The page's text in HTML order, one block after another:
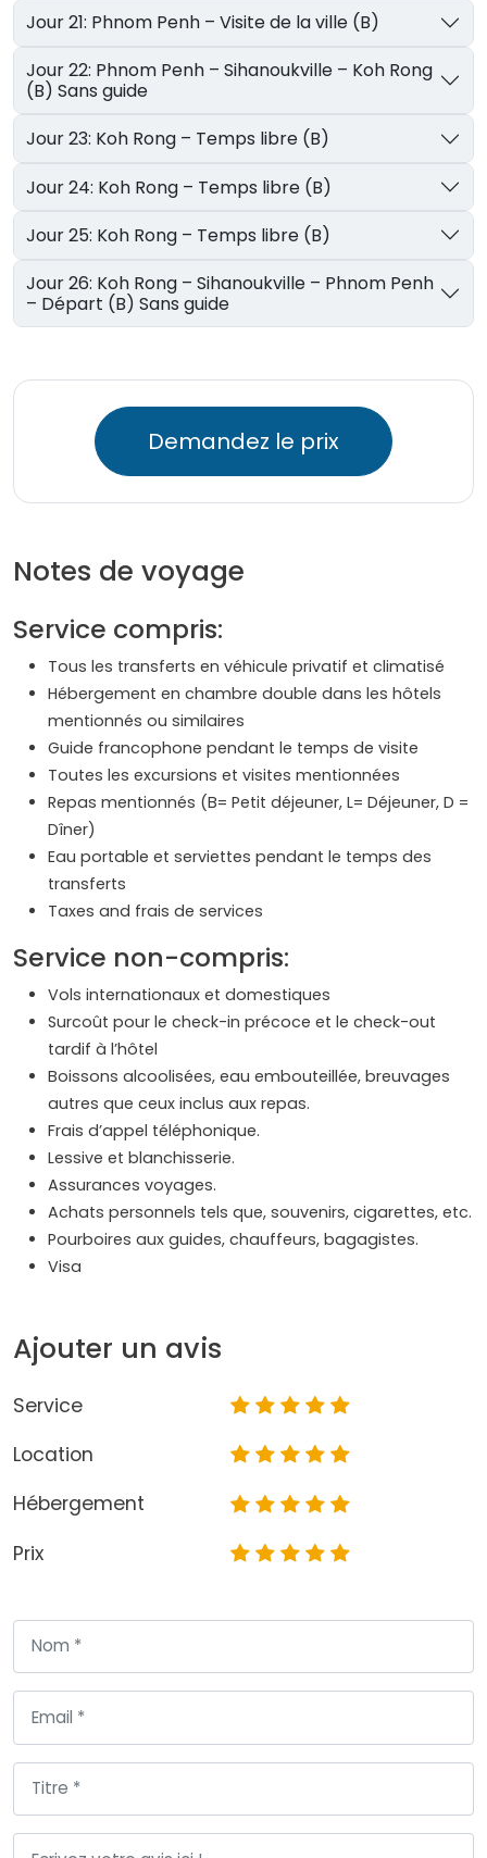
Jour 21: Phnom Penh – Visite de la ville (B)
Jour 22: Phnom Penh – Sihanoukville – Koh Rong
(B) Sans guide
Jour 23: Koh Rong – Temps libre (B)
Jour 24: Koh Rong – Temps libre (B)
Jour 25: Koh Rong – Temps libre (B)
Jour 26: Koh Rong – Sihanoukville – Phnom Penh
– Départ (B) Sans guide
Demandez le prix
Notes de voyage
Service compris:
Tous les transferts en véhicule privatif et climatisé
Hébergement en chambre double dans les hôtels
mentionnés ou similaires
Guide francophone pendant le temps de visite
Toutes les excursions et visites mentionnées
Repas mentionnés (B= Petit déjeuner, L= Déjeuner, D =
Dîner)
Eau portable et serviettes pendant le temps des
transferts
Taxes and frais de services
Service non-compris:
Vols internationaux et domestiques
Surcoût pour le check-in précoce et le check-out
tardif à l’hôtel
Boissons alcoolisées, eau embouteillée, breuvages
autres que ceux inclus aux repas.
Frais d’appel téléphonique.
Lessive et blanchisserie.
Assurances voyages.
Achats personnels tels que, souvenirs, cigarettes, etc.
Pourboires aux guides, chauffeurs, bagagistes.
Visa
Ajouter un avis
Service
Location
Hébergement
Prix